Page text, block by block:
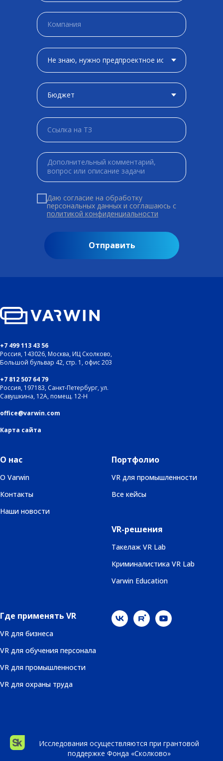
Даю согласие на обработку
персональных данных и соглашаюсь c
политикой конфиденциальности
Отправить
+7 499 113 43 56
Россия, 143026, Москва, ИЦ Сколково,
Большой бульвар 42, стр. 1, офис 203
+7 812 507 64 79
Россия, 197183, Санкт-Петербург, ул.
Савушкина, 12А, помещ. 12-Н
office@varwin.com
Карта сайта
О нас
О Varwin
Контакты
Наши новости
Портфолио
VR для промышленности
Все кейсы
VR-решения
Такелаж VR Lab
Криминалистика VR Lab
Varwin Education
Где применять VR
VR для бизнеса
VR для обучения персонала
VR для промышленности
VR для охраны труда
Исследования осуществляются при грантовой
поддержке Фонда «Сколково»